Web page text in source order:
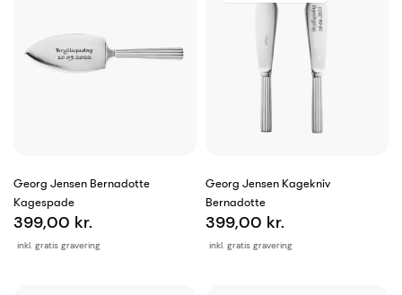
Georg Jensen Bernadotte
Kagespade
inkl. gratis gravering
399,00 kr.
Georg Jensen Kagekniv
Bernadotte
inkl. gratis gravering
399,00 kr.